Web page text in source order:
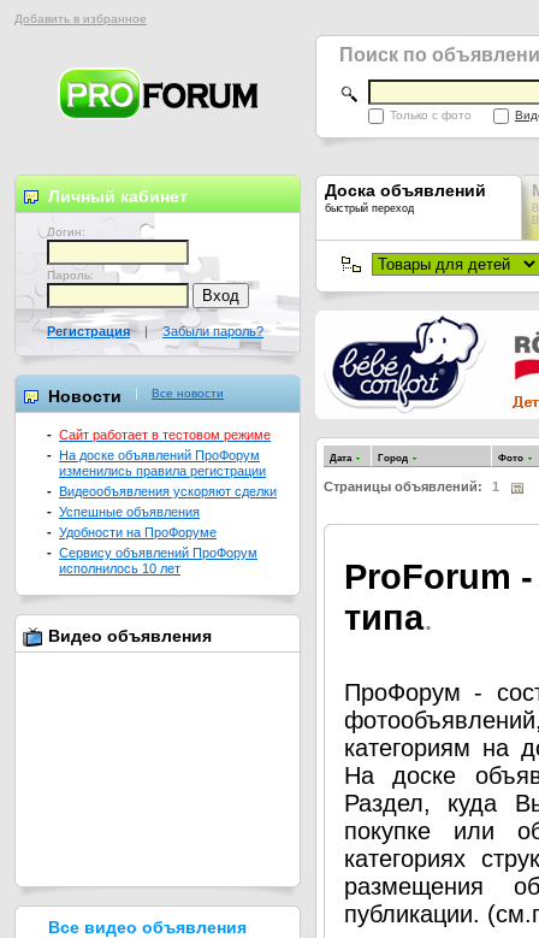
Добавить в избранное
Поиск по
Только с фото
Доска объявлений
быстрый переход
Дата Город Фото
Страницы объявлений: 1
ProForum
типа.
ПроФорум -
категориям на
На доске
Раздел, куда
покупке или
категориях
размещения
публикации.
Личный кабинет
Логин:
Пароль:
Регистрация | Забыли пароль?
Новости Все новости
- Сайт работает в тестовом режиме
- На доске объявлений ПроФорум
изменились правила регистрации
- Видеообъявления ускоряют сделки
- Успешные объявления
- Удобности на ПроФоруме
- Сервису объявлений ПроФорум
исполнилось 10 лет
Видео объявления
Все видео объявления